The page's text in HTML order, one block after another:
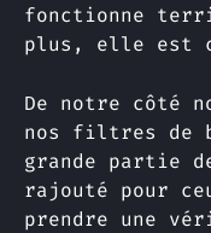
fonctionne
plus, elle est
De notre côté
nos filtres de
grande partie
rajouté pour
prendre une